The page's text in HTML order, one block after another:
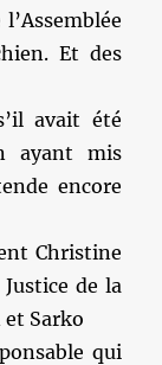
Et des
avait été
ayant mis
encore
Christine
de la
Sarko
qui